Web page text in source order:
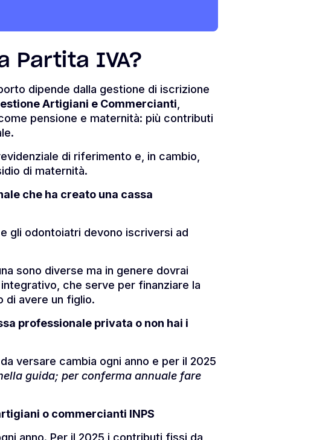
Partita IVA?
dipende dalla gestione di iscrizione
Artigiani e Commercianti
pensione e maternità: più contributi
di riferimento e, in cambio,
di maternità.
che ha creato una cassa
gli odontoiatri devono iscriversi ad
sono diverse ma in genere dovrai
che serve per finanziare la
di avere un figlio.
professionale privata o non hai i
versare cambia ogni anno e per il 2025
guida; per conferma annuale fare
o commercianti INPS
anno. Per il 2025 i contributi fissi da